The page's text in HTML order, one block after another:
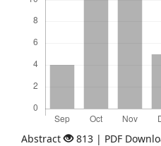
Abstract 813 | PDF